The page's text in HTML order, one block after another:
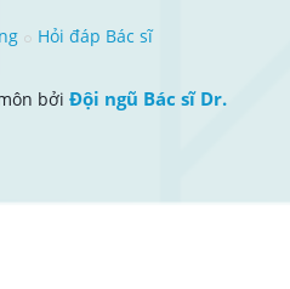
Hỏi đáp Bác sĩ
bởi Đội ngũ Bác sĩ Dr.